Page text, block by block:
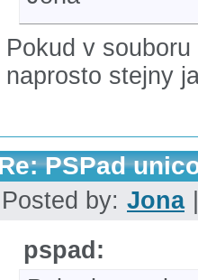
Pokud v
naprosto stejny
PSPad
Posted by: Jona
pspad: